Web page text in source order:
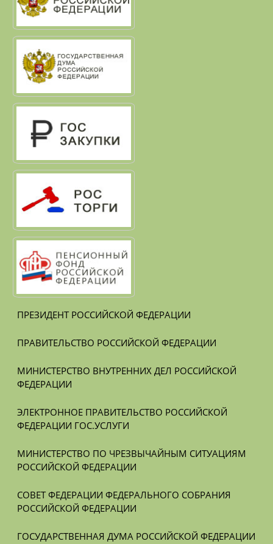
ПРЕЗИДЕНТ РОССИЙСКОЙ ФЕДЕРАЦИИ
ПРАВИТЕЛЬСТВО РОССИЙСКОЙ ФЕДЕРАЦИИ
МИНИСТЕРСТВО ВНУТРЕННИХ ДЕЛ РОССИЙСКОЙ
ФЕДЕРАЦИИ
ЭЛЕКТРОННОЕ ПРАВИТЕЛЬСТВО РОССИЙСКОЙ
ФЕДЕРАЦИИ ГОС.УСЛУГИ
МИНИСТЕРСТВО ПО ЧРЕЗВЫЧАЙНЫМ СИТУАЦИЯМ
РОССИЙСКОЙ ФЕДЕРАЦИИ
СОВЕТ ФЕДЕРАЦИИ ФЕДЕРАЛЬНОГО СОБРАНИЯ
РОССИЙСКОЙ ФЕДЕРАЦИИ
ГОСУДАРСТВЕННАЯ ДУМА РОССИЙСКОЙ ФЕДЕРАЦИИ